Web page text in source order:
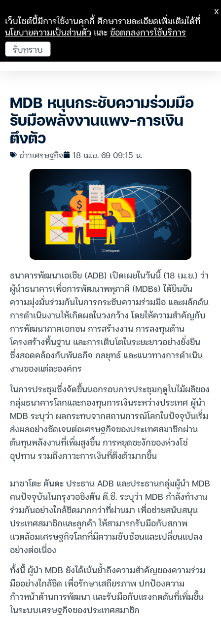
MDB หนุนกระชับความร่วมมือ
รับมือพลังงานแพง-การเงิน
ตึงตัว
ข่าวเศรษฐกิจ 18 เม.ย. 69 09:15 น.
ธนาคารพัฒนาเอเชีย (ADB) เปิดเผยในวันนี้ (18 เม.ย.) ว่า
ผู้นำธนาคารเพื่อการพัฒนาพหุภาคี (MDBs) ได้ยืนยัน
ความมุ่งมั่นร่วมกันในการกระชับความร่วมมือ และผลักดัน
การดำเนินงานให้เกิดผลในวงกว้าง โดยให้ความสำคัญกับ
การพัฒนาภาคเอกชน การสร้างงาน การลงทุนด้าน
โครงสร้างพื้นฐาน และการเติบโตในระยะยาวอย่างยั่งยืน
ซึ่งสอดคล้องกับพันธกิจ กลยุทธ์ และแนวทางการดำเนิน
งานของแต่ละองค์กร
ในการประชุมซึ่งจัดขึ้นนอกรอบการประชุมฤดูใบไม้ผลิของ
กลุ่มธนาคารโลกและกองทุนการเงินระหว่างประเทศ ผู้นำ
MDB ระบุว่า ผลกระทบจากสถานการณ์โลกในปัจจุบันเริ่ม
ส่งผลอย่างชัดเจนต่อเศรษฐกิจของประเทศสมาชิกผ่าน
ต้นทุนพลังงานที่เพิ่มสูงขึ้น การหยุดชะงักของห่วงโซ่
อุปทาน รวมถึงภาวะการเงินที่ตึงตัวมากขึ้น
มาซาโตะ คันดะ ประธาน ADB และประธานกลุ่มผู้นำ MDB
คนปัจจุบันในกรุงวอชิงตัน ดี.ซี. ระบุว่า MDB กำลังทำงาน
ร่วมกันอย่างใกล้ชิดมากกว่าที่ผ่านมา เพื่อช่วยสนับสนุน
ประเทศสมาชิกและลูกค้า ให้สามารถรับมือกับสภาพ
แวดล้อมเศรษฐกิจโลกที่มีความซับซ้อนและเปลี่ยนแปลง
อย่างต่อเนื่อง
ทั้งนี้ ผู้นำ MDB ยังได้เน้นย้ำถึงความสำคัญของความร่วม
มืออย่างใกล้ชิด เพื่อรักษาเสถียรภาพ ปกป้องความ
ก้าวหน้าด้านการพัฒนา และรับมือกับแรงกดดันที่เพิ่มขึ้น
ในระบบเศรษฐกิจของประเทศสมาชิก
เว็บไซต์นี้มีการใช้งานคุกกี้ ศึกษารายละเอียดเพิ่มเติมได้ที่
นโยบายความเป็นส่วนตัว และข้อตกลงการใช้บริการ
รับทราบ
X